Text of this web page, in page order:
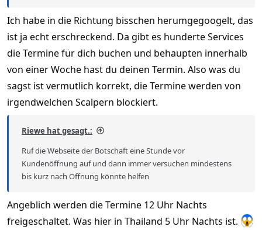
Deutschland.
Einen Tipp, was Du machen könntest, hab ich nicht wirklich. Ich
war deswegen länger in Kontakt mit einer Botschaft, habe die
genervt und hatte gefragt, ob ich wirklich nun einen Termin
kaufen soll. Dann hatten sie mir einen Termin so gegeben. Das
Problem bei allen Ämtern ist halt, es steht und fällt halt alles mit
den zuständigen Beamten dort. Wenn derjenige oder diejenige
Ich habe in die Richtung bisschen herumgegoogelt, das
ist ja echt erschreckend. Da gibt es hunderte Services
die Termine für dich buchen und behaupten innerhalb
von einer Woche hast du deinen Termin. Also was du
sagst ist vermutlich korrekt, die Termine werden von
irgendwelchen Scalpern blockiert.
Riewe hat gesagt.:
Ruf die Webseite der Botschaft eine Stunde vor
Kundenöffnung auf und dann immer versuchen mindestens
bis kurz nach Öffnung könnte helfen
Angeblich werden die Termine 12 Uhr Nachts
freigeschaltet. Was hier in Thailand 5 Uhr Nachts ist.